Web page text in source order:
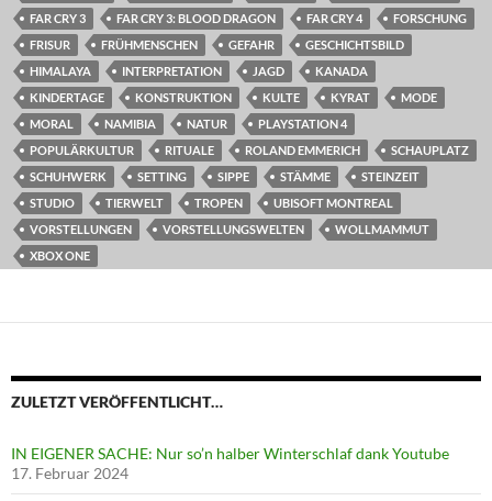
FAR CRY 3
FAR CRY 3: BLOOD DRAGON FAR CRY 4
FORSCHUNG
FRISUR
FRÜHMENSCHEN GEFAHR
GESCHICHTSBILD
HIMALAYA
INTERPRETATION JAGD
KANADA
KINDERTAGE
KONSTRUKTION KULTE KYRAT
MODE
MORAL
NAMIBIA NATUR
PLAYSTATION 4
POPULÄRKULTUR
RITUALE ROLAND EMMERICH
SCHAUPLATZ
SCHUHWERK
SETTING SIPPE STÄMME
STEINZEIT
STUDIO
TIERWELT TROPEN
UBISOFT MONTREAL
VORSTELLUNGEN
VORSTELLUNGSWELTEN
WOLLMAMMUT
XBOX ONE
ZULETZT VERÖFFENTLICHT…
IN EIGENER SACHE: Nur so’n halber Winterschlaf dank Youtube
17. Februar 2024